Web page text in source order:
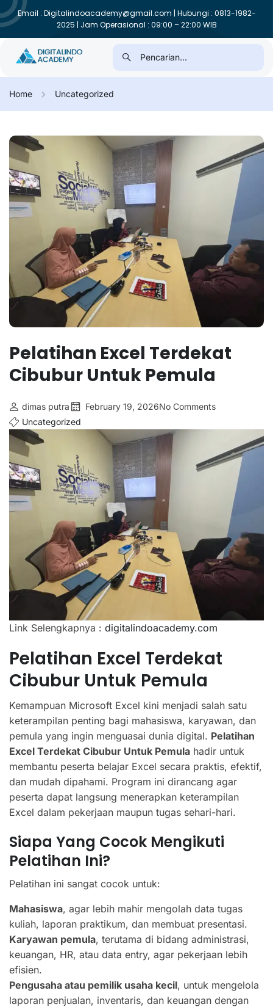
Email : Digitalindoacademy@gmail.com | Hubungi : 0813-1982-
2025 | Jam Operasional : 09:00 – 22:00 WIB
Home Uncategorized
Pelatihan Excel Terdekat
Cibubur Untuk Pemula
dimas putra February 19, 2026No Comments
Uncategorized
Link Selengkapnya : digitalindoacademy.com
Pelatihan Excel Terdekat
Cibubur Untuk Pemula
Kemampuan Microsoft Excel kini menjadi salah satu
keterampilan penting bagi mahasiswa, karyawan, dan
pemula yang ingin menguasai dunia digital. Pelatihan
Excel Terdekat Cibubur Untuk Pemula hadir untuk
membantu peserta belajar Excel secara praktis, efektif,
dan mudah dipahami. Program ini dirancang agar
peserta dapat langsung menerapkan keterampilan
Excel dalam pekerjaan maupun tugas sehari-hari.
Siapa Yang Cocok Mengikuti
Pelatihan Ini?
Pelatihan ini sangat cocok untuk:
Mahasiswa, agar lebih mahir mengolah data tugas
kuliah, laporan praktikum, dan membuat presentasi.
Karyawan pemula, terutama di bidang administrasi,
keuangan, HR, atau data entry, agar pekerjaan lebih
efisien.
Pengusaha atau pemilik usaha kecil, untuk mengelola
laporan penjualan, inventaris, dan keuangan dengan